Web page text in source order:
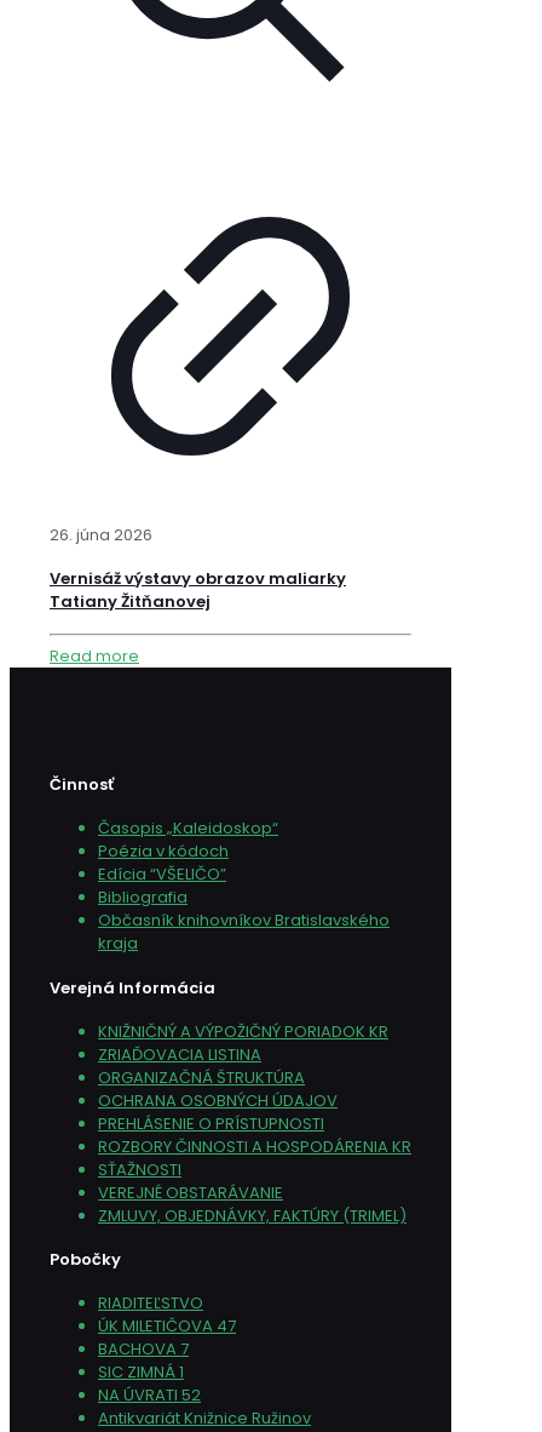
26. júna 2026
Vernisáž výstavy obrazov maliarky
Tatiany Žitňanovej
Read more
Činnosť
Časopis „Kaleidoskop“
Poézia v kódoch
Edícia “VŠELIČO”
Bibliografia
Občasník knihovníkov Bratislavského
kraja
Verejná Informácia
KNIŽNIČNÝ A VÝPOŽIČNÝ PORIADOK KR
ZRIAĎOVACIA LISTINA
ORGANIZAČNÁ ŠTRUKTÚRA
OCHRANA OSOBNÝCH ÚDAJOV
PREHLÁSENIE O PRÍSTUPNOSTI
ROZBORY ČINNOSTI A HOSPODÁRENIA KR
SŤAŽNOSTI
VEREJNÉ OBSTARÁVANIE
ZMLUVY, OBJEDNÁVKY, FAKTÚRY (TRIMEL)
Pobočky
RIADITEĽSTVO
ÚK MILETIČOVA 47
BACHOVA 7
SIC ZIMNÁ 1
NA ÚVRATI 52
Antikvariát Knižnice Ružinov